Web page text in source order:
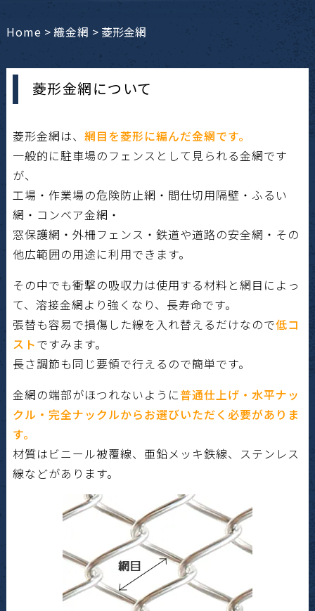
Home >織金網 > 菱形金網
菱形金網について
菱形金網は、 網目を菱形に編んだ金網です。
一般的に駐車場のフェンスとして見られる金網です
が、
工場・作業場の危険防止網・間仕切用隔壁・ふるい
網・コンベア金網・
窓保護網・外柵フェンス・鉄道や道路の安全網・その
他広範囲の用途に利用できます。
その中でも衝撃の吸収力は使用する材料と網目によっ
て、溶接金網より強くなり、長寿命です。
張替も容易で損傷した線を入れ替えるだけなので低コ
ストですみます。
長さ調節も同じ要領で行えるので簡単です。
金網の端部がほつれないように普通仕上げ・水平ナッ
クル・完全ナックルからお選びいただく必要がありま
す。
材質はビニール被覆線、亜鉛メッキ鉄線、ステンレス
線などがあります。